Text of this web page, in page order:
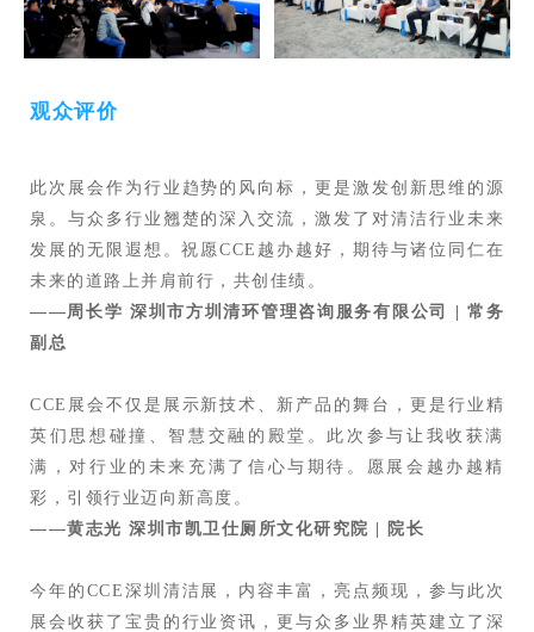
观众评价
此次展会作为行业趋势的风向标，更是激发创新思维的源
泉。与众多行业翘楚的深入交流，激发了对清洁行业未来
发展的无限遐想。祝愿CCE越办越好，期待与诸位同仁在
未来的道路上并肩前行，共创佳绩。
——周长学 深圳市方圳清环管理咨询服务有限公司 | 常务
副总
CCE展会不仅是展示新技术、新产品的舞台，更是行业精
英们思想碰撞、智慧交融的殿堂。此次参与让我收获满
满，对行业的未来充满了信心与期待。愿展会越办越精
彩，引领行业迈向新高度。
——黄志光 深圳市凯卫仕厕所文化研究院 | 院长
今年的CCE深圳清洁展，内容丰富，亮点频现，参与此次
展会收获了宝贵的行业资讯，更与众多业界精英建立了深